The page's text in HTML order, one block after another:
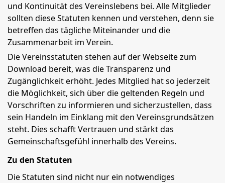
und Kontinuität des Vereinslebens bei. Alle Mitglieder
sollten diese Statuten kennen und verstehen, denn sie
betreffen das tägliche Miteinander und die
Zusammenarbeit im Verein.
Die Vereinsstatuten stehen auf der Webseite zum
Download bereit, was die Transparenz und
Zugänglichkeit erhöht. Jedes Mitglied hat so jederzeit
die Möglichkeit, sich über die geltenden Regeln und
Vorschriften zu informieren und sicherzustellen, dass
sein Handeln im Einklang mit den Vereinsgrundsätzen
steht. Dies schafft Vertrauen und stärkt das
Gemeinschaftsgefühl innerhalb des Vereins.
Zu den Statuten
Die Statuten sind nicht nur ein notwendiges